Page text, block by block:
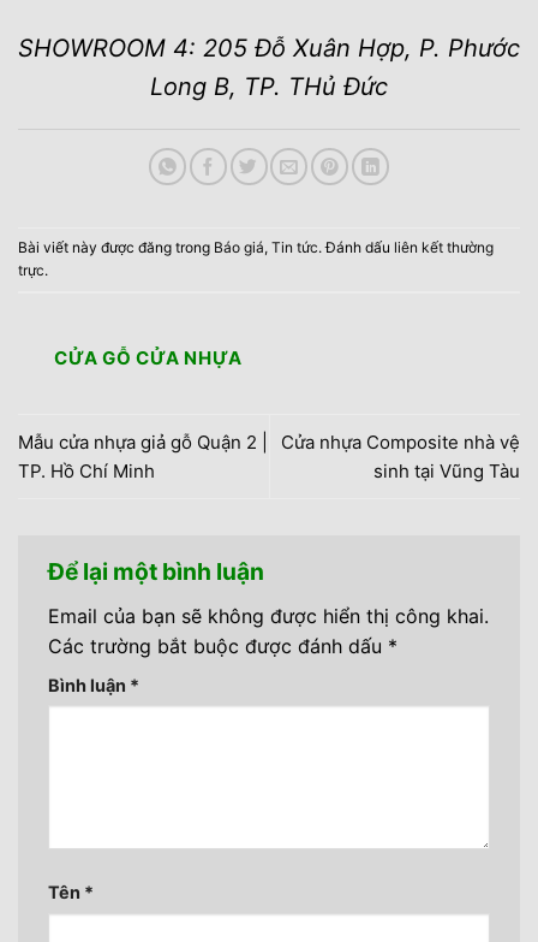
SHOWROOM 4: 205 Đỗ Xuân Hợp, P. Phước
Long B, TP. THủ Đức
Bài viết này được đăng trong Báo giá, Tin tức. Đánh dấu liên kết thường
trực.
CỬA GỖ CỬA NHỰA
Mẫu cửa nhựa giả gỗ Quận 2 |
TP. Hồ Chí Minh
Cửa nhựa Composite nhà vệ
sinh tại Vũng Tàu
Để lại một bình luận
Email của bạn sẽ không được hiển thị công khai.
Các trường bắt buộc được đánh dấu *
Bình luận *
Tên *